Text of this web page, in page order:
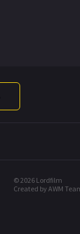
© 2026 Lordfilm
Created by AWM